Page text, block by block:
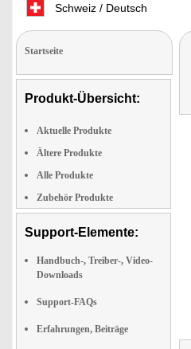
Schweiz / Deutsch
Startseite
Produkt-Übersicht:
Aktuelle Produkte
Ältere Produkte
Alle Produkte
Zubehör Produkte
Support-Elemente:
Handbuch-, Treiber-, Video-
Downloads
Support-FAQs
Erfahrungen, Beiträge